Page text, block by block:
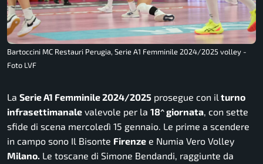
Bartoccini MC Restauri Perugia, Serie A1 Femminile 2024/2025 volley -
Foto LVF
La Serie A1 Femminile 2024/2025 prosegue con il turno
infrasettimanale valevole per la 18^ giornata, con sette
sfide di scena mercoledì 15 gennaio. Le prime a scendere
in campo sono Il Bisonte Firenze e Numia Vero Volley
Milano. Le toscane di Simone Bendandi, raggiunte da